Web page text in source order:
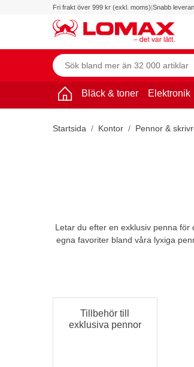
Fri frakt över 999 kr (exkl. moms)|Snabb
Bläck & toner Elektronik
Startsida Kontor Pennor &
Letar du efter en exklusiv penna
egna favoriter bland våra lyxiga
Tillbehör till
exklusiva pennor